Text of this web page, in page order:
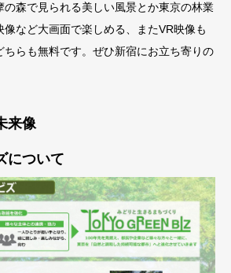
の森で見られる美しい風景とか東京の林業
など大画面で楽しめる、またVR映像も
ちらも無料です。ぜひ新宿にお立ち寄りの
来像
について